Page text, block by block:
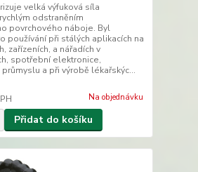
velká výfuková síla
odstraněním
povrchového náboje. Byl
používání při stálých aplikacích na
zařízeních, a nářadích v
spotřební elektronice,
a při výrobě lékařskýc...
Na objednávku
Přidat do košíku